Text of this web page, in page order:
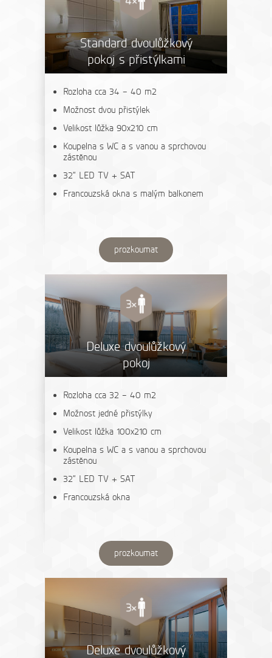
Standard dvoulůžkový
pokoj s přistýlkami
Rozloha cca 34 – 40 m2
Možnost dvou přistýlek
Velikost lůžka 90x210 cm
Koupelna s WC a s vanou a sprchovou
zástěnou
32“ LED TV + SAT
Francouzská okna s malým balkonem
prozkoumat
Deluxe dvoulůžkový
pokoj
Rozloha cca 32 – 40 m2
Možnost jedné přistýlky
Velikost lůžka 100x210 cm
Koupelna s WC a s vanou a sprchovou
zástěnou
32“ LED TV + SAT
Francouzská okna
prozkoumat
Deluxe dvoulůžkový